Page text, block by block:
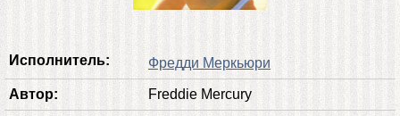
Исполнитель: Фредди Меркьюри
Автор: Freddie Mercury